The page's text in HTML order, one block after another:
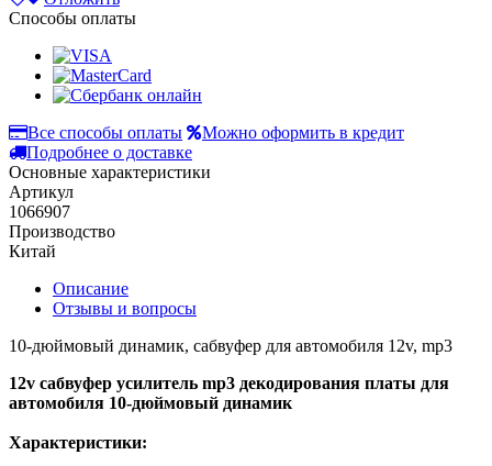
Способы оплаты
Все способы оплаты
Можно оформить в кредит
Подробнее о доставке
Основные характеристики
Артикул
1066907
Производство
Китай
Описание
Отзывы и вопросы
10-дюймовый динамик, сабвуфер для автомобиля 12v, mp3
12v сабвуфер усилитель mp3 декодирования платы для
автомобиля 10-дюймовый динамик
Характеристики: